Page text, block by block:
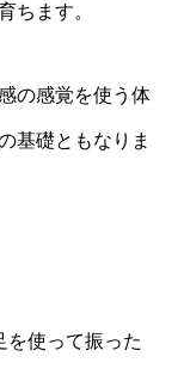
ちます。
の感覚を使う体
基礎ともなりま
を使って振った